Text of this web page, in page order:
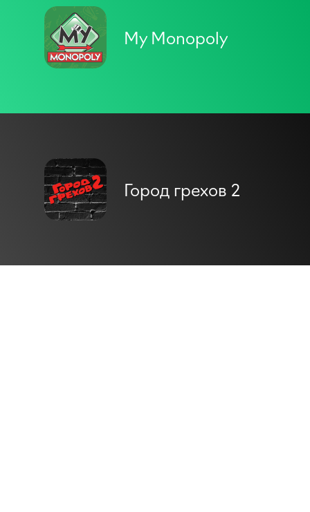
My Monopoly
Город грехов 2